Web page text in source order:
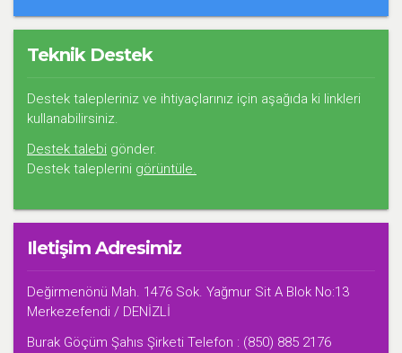
Teknik Destek
Destek talepleriniz ve ihtiyaçlarınız için aşağıda ki linkleri
kullanabilirsiniz.
Destek talebi gönder.
Destek taleplerini görüntüle.
Iletişim Adresimiz
Değirmenönü Mah. 1476 Sok. Yağmur Sit A Blok No:13
Merkezefendi / DENİZLİ
Burak Göçüm Şahıs Şirketi Telefon : (850) 885 2176